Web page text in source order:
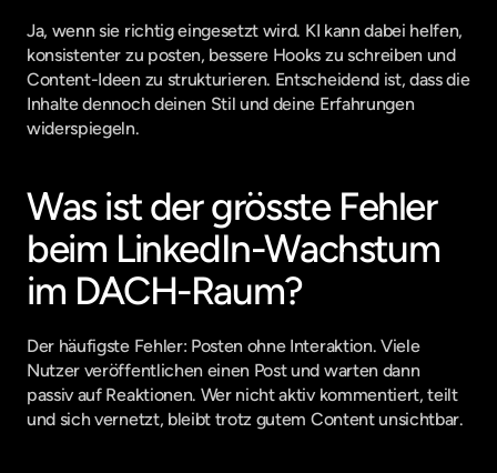
Ja, wenn sie richtig eingesetzt wird. KI kann dabei helfen,
konsistenter zu posten, bessere Hooks zu schreiben und
Content-Ideen zu strukturieren. Entscheidend ist, dass die
Inhalte dennoch deinen Stil und deine Erfahrungen
widerspiegeln.
Was ist der grösste Fehler
beim LinkedIn-Wachstum
im DACH-Raum?
Der häufigste Fehler: Posten ohne Interaktion. Viele
Nutzer veröffentlichen einen Post und warten dann
passiv auf Reaktionen. Wer nicht aktiv kommentiert, teilt
und sich vernetzt, bleibt trotz gutem Content unsichtbar.